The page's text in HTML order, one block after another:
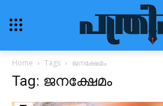
Home Tags ജനക്ഷേമം
Tag: ജനക്ഷേമം